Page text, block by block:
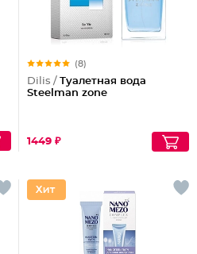
(8)
Dilis / Туалетная вода
Steelman zone
1449 ₽